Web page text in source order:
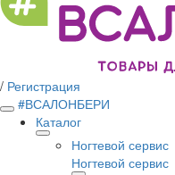
/ Регистрация
#ВСАЛОНБЕРИ
Каталог
Ногтевой сервис
Ногтевой сервис